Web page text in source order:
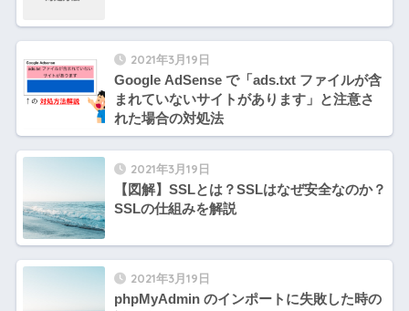
2021年3月19日
Google AdSense で「ads.txt ファイルが含
まれていないサイトがあります」と注意さ
れた場合の対処法
2021年3月19日
【図解】SSLとは？SSLはなぜ安全なのか？
SSLの仕組みを解説
2021年3月19日
phpMyAdmin のインポートに失敗した時の